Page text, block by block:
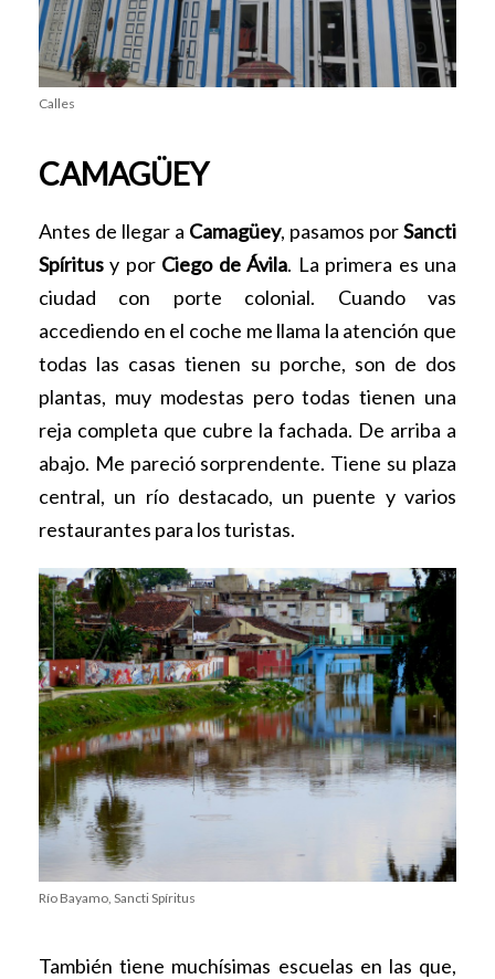
Calles
CAMAGÜEY
Antes de llegar a Camagüey, pasamos porSancti
Spíritus y por Ciego de Ávila. La primera es una
ciudad con porte colonial. Cuando vas
accediendo en el coche me llama la atención que
todas las casas tienen su porche, son de dos
plantas, muy modestas pero todas tienen una
reja completa que cubre la fachada. De arriba a
abajo. Me pareció sorprendente. Tiene su plaza
central, un río destacado, un puente y varios
restaurantes para los turistas.
Río Bayamo, Sancti Spíritus
También tiene muchísimas escuelas en las que,